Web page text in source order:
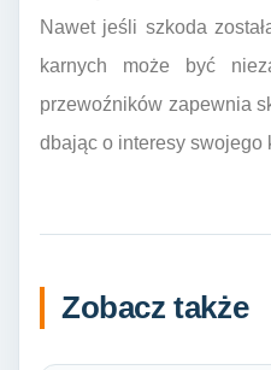
Nawet jeśli szkoda
karnych może być
przewoźników zapewnia
dbając o interesy
Zobacz także